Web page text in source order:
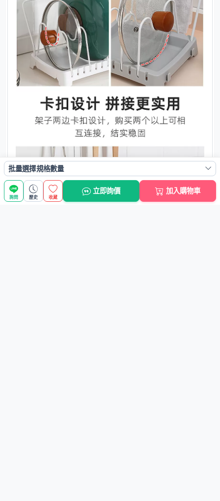
批量選擇規格數量
詢問 歷史 收藏
立即詢價 加入購物車